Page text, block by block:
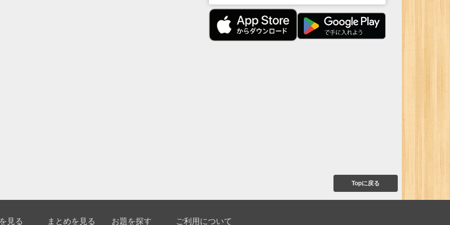
Topに戻る
見る まとめを見る お題を探す ご利用について